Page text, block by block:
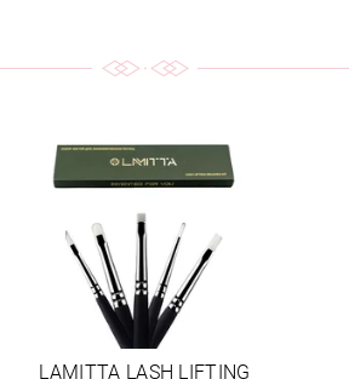
LAMITTA LASH LIFTING